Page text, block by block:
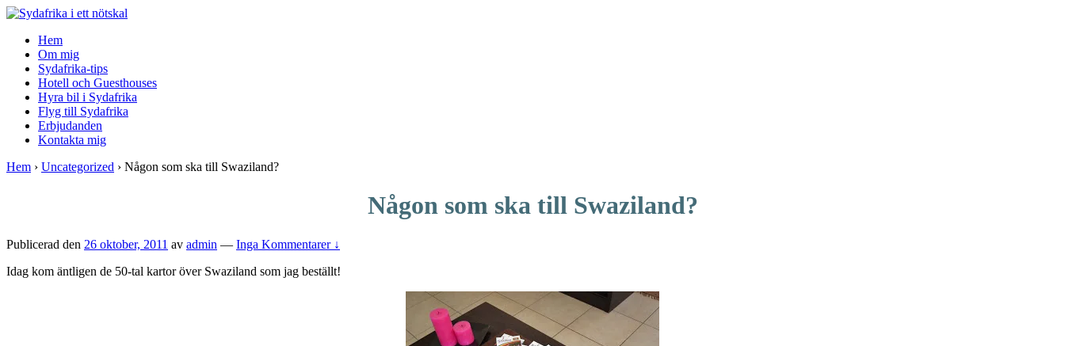
↓
Main
Content
Hem
Om mig
Sydafrika-tips
Hotell och Guesthouses
Hyra bil i Sydafrika
Flyg till Sydafrika
Erbjudanden
Kontakta mig
Hem › Uncategorized › Någon som ska till Swaziland?
Någon som ska till Swaziland?
Publicerad den 26 oktober, 2011 av admin — Inga Kommentarer ↓
Idag kom äntligen de 50-tal kartor över Swaziland som jag beställt!